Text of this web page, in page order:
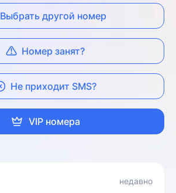
Выбрать другой номер
Номер занят?
Не приходит SMS?
VIP номера
недавно